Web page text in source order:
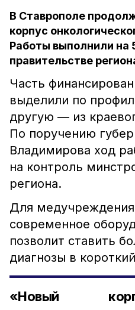
В Ставрополе
корпус
Работы выполнили на
правительстве
Часть
выделили по
другую — из
По поручению
Владимирова ход
на контроль
региона.
Для медучреждения
современное
позволит ставить
диагнозы в
«Новый